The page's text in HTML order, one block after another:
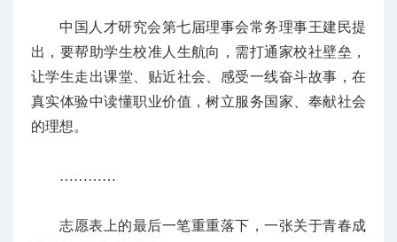
中国人才研究会第七届理事会常务理事王建民提
出，要帮助学生校准人生航向，需打通家校社壁垒，
让学生走出课堂、贴近社会、感受一线奋斗故事，在
真实体验中读懂职业价值，树立服务国家、奉献社会
的理想。
…………
志愿表上的最后一笔重重落下，一张关于青春成